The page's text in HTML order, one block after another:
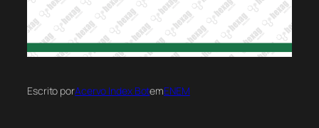
Escrito porAcervo Index BotemENEM